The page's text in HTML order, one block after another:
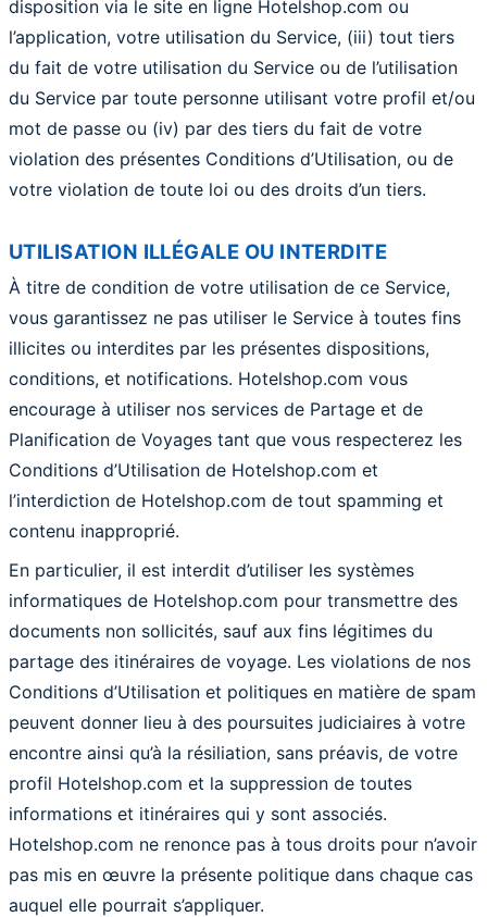
disposition via le site en ligne Hotelshop.com ou
l’application, votre utilisation du Service, (iii) tout tiers
du fait de votre utilisation du Service ou de l’utilisation
du Service par toute personne utilisant votre profil et/ou
mot de passe ou (iv) par des tiers du fait de votre
violation des présentes Conditions d’Utilisation, ou de
votre violation de toute loi ou des droits d’un tiers.
UTILISATION ILLÉGALE OU INTERDITE
À titre de condition de votre utilisation de ce Service,
vous garantissez ne pas utiliser le Service à toutes fins
illicites ou interdites par les présentes dispositions,
conditions, et notifications. Hotelshop.com vous
encourage à utiliser nos services de Partage et de
Planification de Voyages tant que vous respecterez les
Conditions d’Utilisation de Hotelshop.com et
l’interdiction de Hotelshop.com de tout spamming et
contenu inapproprié.
En particulier, il est interdit d’utiliser les systèmes
informatiques de Hotelshop.com pour transmettre des
documents non sollicités, sauf aux fins légitimes du
partage des itinéraires de voyage. Les violations de nos
Conditions d’Utilisation et politiques en matière de spam
peuvent donner lieu à des poursuites judiciaires à votre
encontre ainsi qu’à la résiliation, sans préavis, de votre
profil Hotelshop.com et la suppression de toutes
informations et itinéraires qui y sont associés.
Hotelshop.com ne renonce pas à tous droits pour n’avoir
pas mis en œuvre la présente politique dans chaque cas
auquel elle pourrait s’appliquer.